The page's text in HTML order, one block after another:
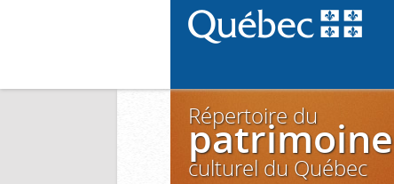
Répertoire du
patrimoine
culturel du Québec